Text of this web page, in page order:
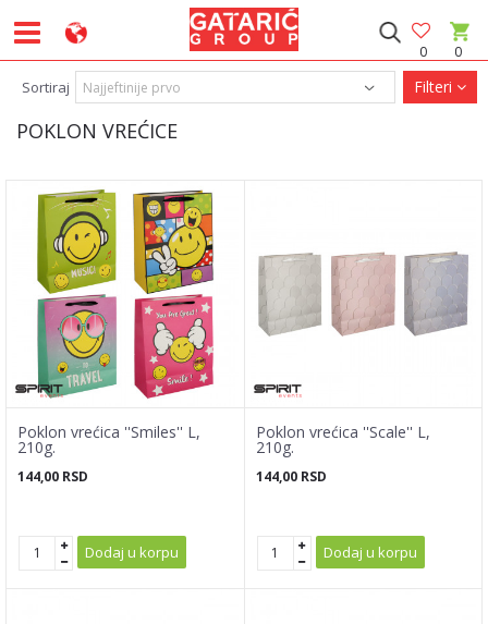
0
0
POKLON VREĆICE
Sortiraj Filteri
Poklon vrećica ''Smiles'' L,
210g.
144,00 RSD
Dodaj u korpu
Poklon vrećica ''Scale'' L,
210g.
144,00 RSD
Dodaj u korpu